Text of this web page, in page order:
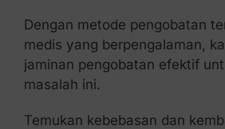
Dengan metode pengobatan
medis yang berpengalaman,
jaminan pengobatan efektif
masalah ini.
Temukan kebebasan dan